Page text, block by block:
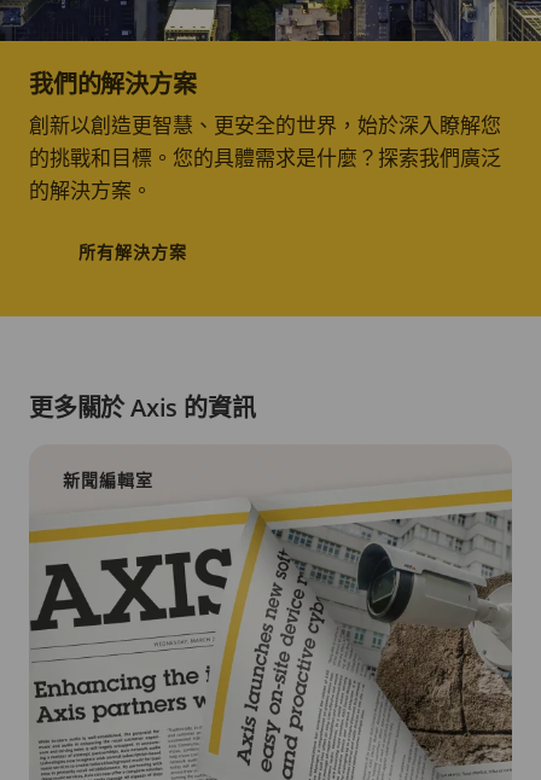
我們的解決方案
創新以創造更智慧、更安全的世界，始於深入瞭解您
的挑戰和目標。您的具體需求是什麼？探索我們廣泛
的解決方案。
所有解決方案
更多關於 Axis 的資訊
新聞編輯室